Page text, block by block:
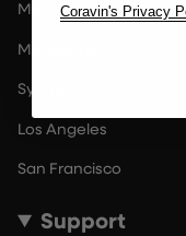
Milan
Melbourne
Sydney
Los Angeles
San Francisco
Support
Coravin's Privacy